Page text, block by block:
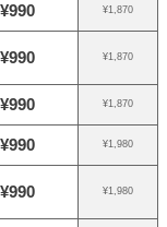
¥990 ¥1,870
¥990 ¥1,870
¥990 ¥1,870
¥990 ¥1,980
¥990 ¥1,980